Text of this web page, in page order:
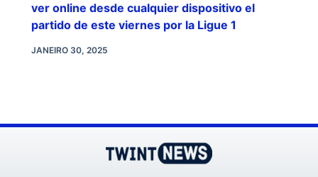
ver online desde cualquier dispositivo el
partido de este viernes por la Ligue 1
JANEIRO 30, 2025